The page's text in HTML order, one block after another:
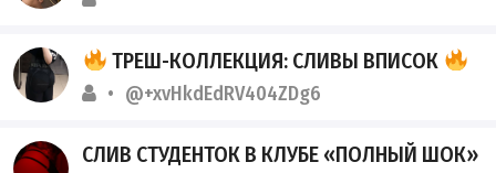
ТРЕШ-КОЛЛЕКЦИЯ: СЛИВЫ ВПИСОК
@+xvHkdEdRV404ZDg6
СЛИВ СТУДЕНТОК В КЛУБЕ «ПОЛНЫЙ ШОК»